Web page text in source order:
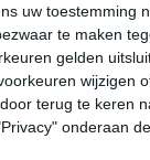
uw toestemming
te maken
gelden
wijzigen
terug te keren
onderaan
02:00 05:00
02:00 05:00